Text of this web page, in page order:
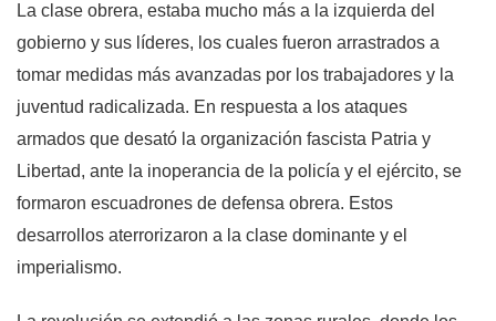
La clase obrera, estaba mucho más a la izquierda del
gobierno y sus líderes, los cuales fueron arrastrados a
tomar medidas más avanzadas por los trabajadores y la
juventud radicalizada. En respuesta a los ataques
armados que desató la organización fascista Patria y
Libertad, ante la inoperancia de la policía y el ejército, se
formaron escuadrones de defensa obrera. Estos
desarrollos aterrorizaron a la clase dominante y el
imperialismo.